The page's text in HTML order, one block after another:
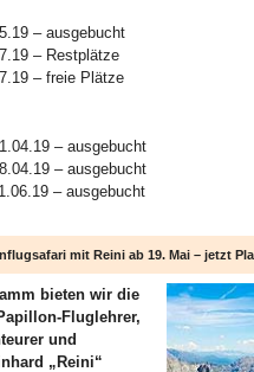
– ausgebucht
– Restplätze
– freie Plätze
– ausgebucht
– ausgebucht
– ausgebucht
mit Reini ab 19. Mai – jetzt
bieten wir die
Fluglehrer,
und
„Reini“